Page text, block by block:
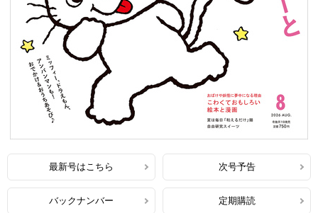
最新号はこちら 次号予告
バックナンバー 定期購読